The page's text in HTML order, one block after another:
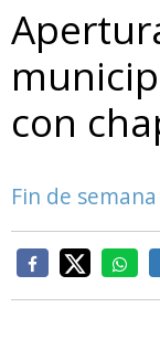
con
Fin de